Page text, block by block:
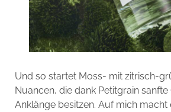
Und so startet Moss- mit zitrisch-
Nuancen, die dank Petitgrain
Anklänge besitzen. Auf mich macht